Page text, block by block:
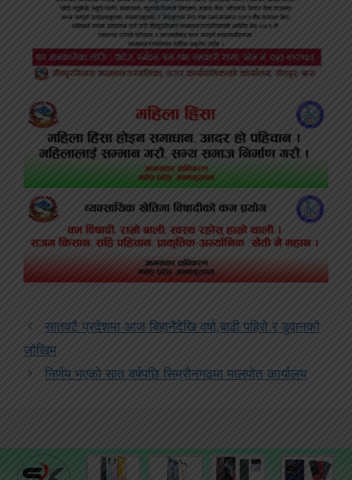
सातवटै प्रदेशमा आज बिहानैदेखि वर्षा,बाढी पहिरो र डुवानको
जोखिम
निर्णय भएको सात वर्षपछि सिम्रौनगढमा मालपोत कार्यालय